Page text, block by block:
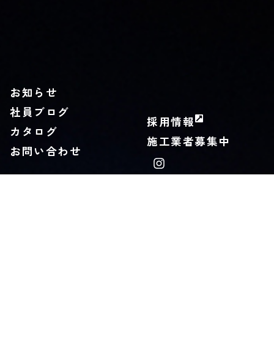
お知らせ
社員ブログ
カタログ
お問い合わせ
採用情報
施工業者募集中